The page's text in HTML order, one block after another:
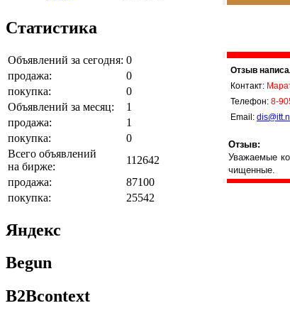
Статистика
Объявлений за сегодня: 0
продажа:
0
покупка:
0
Объявлений за месяц:
1
продажа:
1
покупка:
0
Всего объявлений
на бирже:
112642
продажа:
87100
покупка:
25542
Яндекс
Begun
B2Bcontext
Отзыв
Контакт:
Телефон: 8-
Email:
Отзыв:
Уважаемые
чищенные.